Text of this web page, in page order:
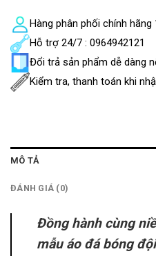
Hàng phân phối chính hãng
Hỗ trợ 24/7 : 0964942121
Đổi trả sản phẩm dễ dàng
Kiểm tra, thanh toán khi
MÔ TẢ
ĐÁNH GIÁ (0)
Đồng hành cùng
mẫu áo đá bóng